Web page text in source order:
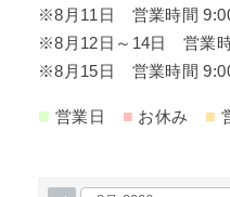
※8月11日 営業時間
※8月12日～14日 営業
※8月15日 営業時間
■ 営業日 ■ お休み ■